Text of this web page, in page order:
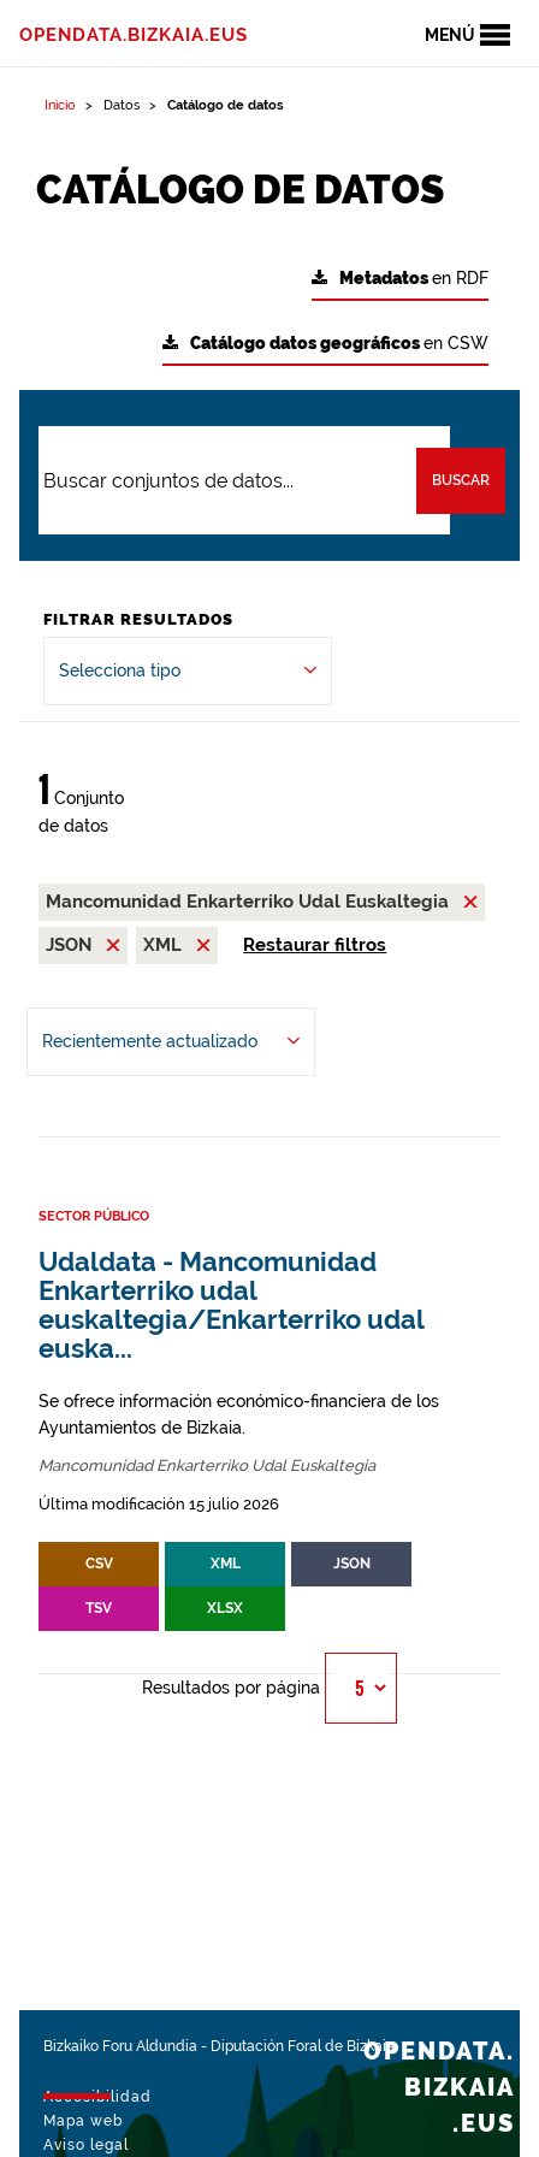
MENÚ
OPENDATA.BIZKAIA.EUS
Inicio Datos Catálogo de datos
CATÁLOGO DE DATOS
Metadatosen RDF
Catálogo datos geográficosen CSW
BUSCAR
FILTRAR RESULTADOS
Selecciona tipo
1 Conjunto
de datos
Mancomunidad Enkarterriko Udal Euskaltegia
JSON
XML Restaurar filtros
Recientemente actualizado
SECTOR PÚBLICO
Udaldata - Mancomunidad
Enkarterriko udal
euskaltegia/Enkarterriko udal
euska...
Se ofrece información económico-financiera de los
Ayuntamientos de Bizkaia.
Mancomunidad Enkarterriko Udal Euskaltegia
Última modificación 15 julio 2026
CSV XML JSON
TSV XLSX
Resultados por página
Bizkaiko Foru Aldundia - Diputación Foral de Bizkaia
Accesibilidad
Mapa web
Aviso legal
OPENDATA.
BIZKAIA
.EUS